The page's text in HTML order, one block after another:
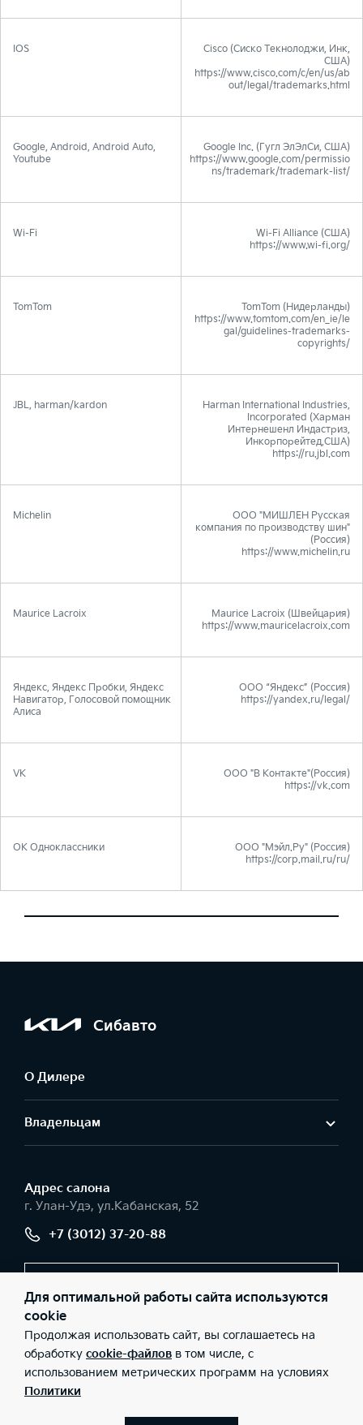
IOS
Cisco (Сиско Текнолоджи, Инк,
США)
https://www.cisco.com/c/en/us/ab
out/legal/trademarks.html
Google, Android, Android Auto,
Youtube
Google Inc. (Гугл ЭлЭлСи, США)
https://www.google.com/permissio
ns/trademark/trademark-list/
Wi-Fi
Wi-Fi Alliance (США)
https://www.wi-fi.org/
TomTom
TomTom (Нидерланды)
https://www.tomtom.com/en_ie/le
gal/guidelines-trademarks-
copyrights/
JBL, harman/kardon
Harman International Industries,
Incorporated (Харман
Интернешенл Индастриз,
Инкорпорейтед,США)
https://ru.jbl.com
Michelin
ООО "МИШЛЕН Русская
компания по производству шин"
(Россия)
https://www.michelin.ru
Maurice Lacroix
Maurice Lacroix (Швейцария)
https://www.mauricelacroix.com
Яндекс, Яндекс Пробки, Яндекс
Навигатор, Голосовой помощник
Алиса
ООО “Яндекс” (Россия)
https://yandex.ru/legal/
VK
ООО "В Контакте"(Россия)
https://vk.com
OK Одноклассники
ООО "Мэйл.Ру" (Россия)
https://corp.mail.ru/ru/
Сибавто
О Дилере
Владельцам
Адрес салонa
г. Улан-Удэ, ул.Кабанская, 52
+7 (3012) 37-20-88
© 2026 Юридические лица ООО «СИБАВТО» (Фактический
адрес: г. Улан-Удэ, ул.Кабанская, 52; Телефон: +7 (3012) 37-20-
88; ИНН: 0326525123; ОГРН: 1140327013529), ООО «Киа Россия и
СНГ» (Фактический адрес: г.Москва, Валовая 26; Телефон: 8 800
301 08 80; ИНН: 7728674093; ОГРН: 5087746291760) ведут
Для оптимальной работы сайта используются
cookie
Продолжая использовать сайт, вы соглашаетесь на
обработку cookie-файлов в том числе, с
использованием метрических программ на условиях
Политики